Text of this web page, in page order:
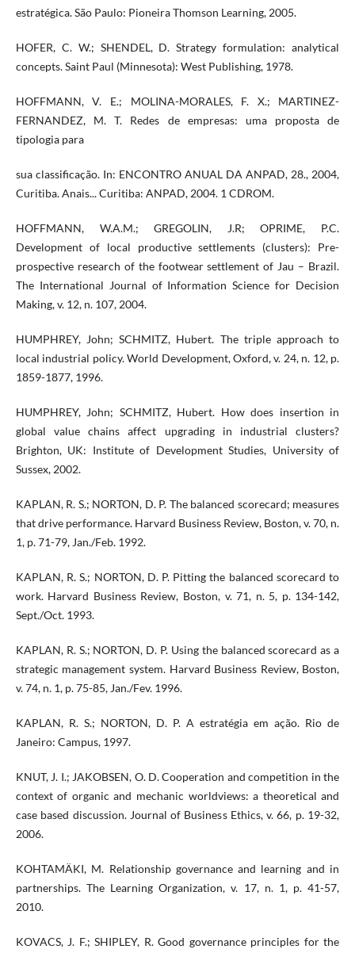
estratégica. São Paulo: Pioneira Thomson Learning, 2005.
HOFER, C. W.; SHENDEL, D. Strategy formulation: analytical
concepts. Saint Paul (Minnesota): West Publishing, 1978.
HOFFMANN, V. E.; MOLINA-MORALES, F. X.; MARTINEZ-
FERNANDEZ, M. T. Redes de empresas: uma proposta de
tipologia para
sua classificação. In: ENCONTRO ANUAL DA ANPAD, 28., 2004,
Curitiba. Anais... Curitiba: ANPAD, 2004. 1 CDROM.
HOFFMANN, W.A.M.; GREGOLIN, J.R; OPRIME, P.C.
Development of local productive settlements (clusters): Pre-
prospective research of the footwear settlement of Jau – Brazil.
The International Journal of Information Science for Decision
Making, v. 12, n. 107, 2004.
HUMPHREY, John; SCHMITZ, Hubert. The triple approach to
local industrial policy. World Development, Oxford, v. 24, n. 12, p.
1859-1877, 1996.
HUMPHREY, John; SCHMITZ, Hubert. How does insertion in
global value chains affect upgrading in industrial clusters?
Brighton, UK: Institute of Development Studies, University of
Sussex, 2002.
KAPLAN, R. S.; NORTON, D. P. The balanced scorecard; measures
that drive performance. Harvard Business Review, Boston, v. 70, n.
1, p. 71-79, Jan./Feb. 1992.
KAPLAN, R. S.; NORTON, D. P. Pitting the balanced scorecard to
work. Harvard Business Review, Boston, v. 71, n. 5, p. 134-142,
Sept./Oct. 1993.
KAPLAN, R. S.; NORTON, D. P. Using the balanced scorecard as a
strategic management system. Harvard Business Review, Boston,
v. 74, n. 1, p. 75-85, Jan./Fev. 1996.
KAPLAN, R. S.; NORTON, D. P. A estratégia em ação. Rio de
Janeiro: Campus, 1997.
KNUT, J. I.; JAKOBSEN, O. D. Cooperation and competition in the
context of organic and mechanic worldviews: a theoretical and
case based discussion. Journal of Business Ethics, v. 66, p. 19-32,
2006.
KOHTAMÄKI, M. Relationship governance and learning and in
partnerships. The Learning Organization, v. 17, n. 1, p. 41-57,
2010.
KOVACS, J. F.; SHIPLEY, R. Good governance principles for the